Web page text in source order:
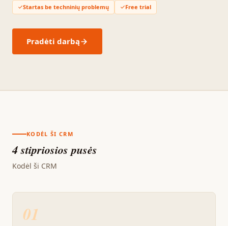
Startas be techninių problemų Free trial
Pradėti darbą
KODĖL ŠI CRM
4 stipriosios pusės
Kodėl ši CRM
01